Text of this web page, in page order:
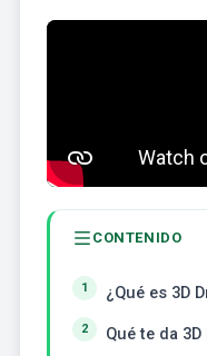
CONTENIDO
¿Qué es 3D
Qué te da